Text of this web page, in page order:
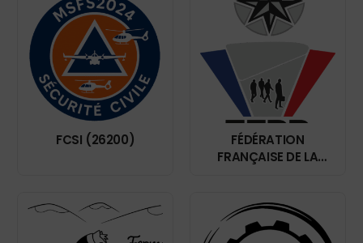
FCSI (26200)
FÉDÉRATION
FRANÇAISE DE LA